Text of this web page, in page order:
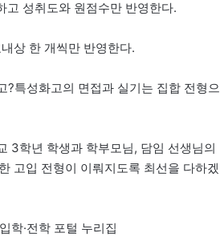
고 성취도와 원점수만 반영한다.
상 한 개씩만 반영한다.
특성화고의 면접과 실기는 집합 전형으
3학년 학생과 학부모님, 담임 선생님의
고입 전형이 이뤄지도록 최선을 다하겠
학·전학 포털 누리집